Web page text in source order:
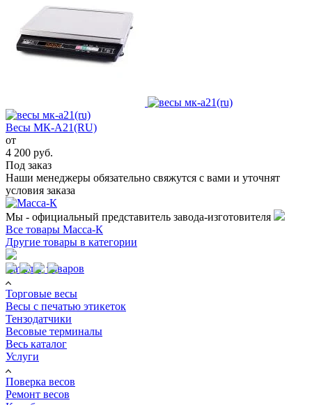
Весы МК-А21(RU)
от
4 200 руб.
Под заказ
Наши менеджеры обязательно свяжутся с вами и уточнят
условия заказа
Мы - официальный представитель завода-изготовителя
Все товары Масса-К
Другие товары в категории
Каталог товаров
Торговые весы
Весы с печатью этикеток
Тензодатчики
Весовые терминалы
Весь каталог
Услуги
Поверка весов
Ремонт весов